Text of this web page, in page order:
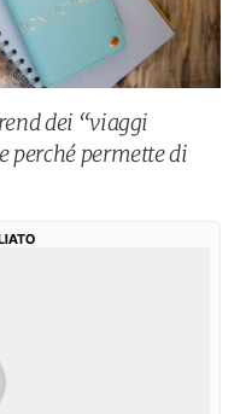
dei “viaggi
perché permette di